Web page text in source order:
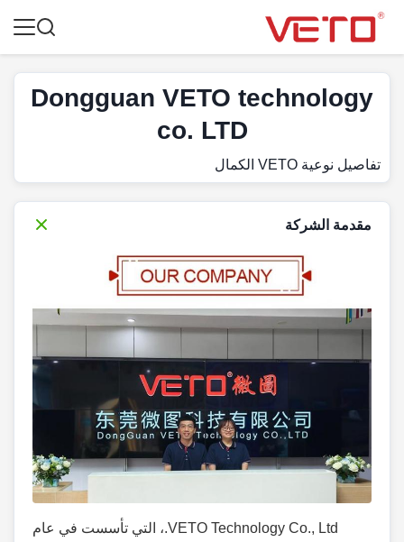
Dongguan VETO technology
co. LTD
تفاصيل نوعية VETO الكمال
مقدمة الشركة
VETO Technology Co., Ltd.، التي تأسست في عام